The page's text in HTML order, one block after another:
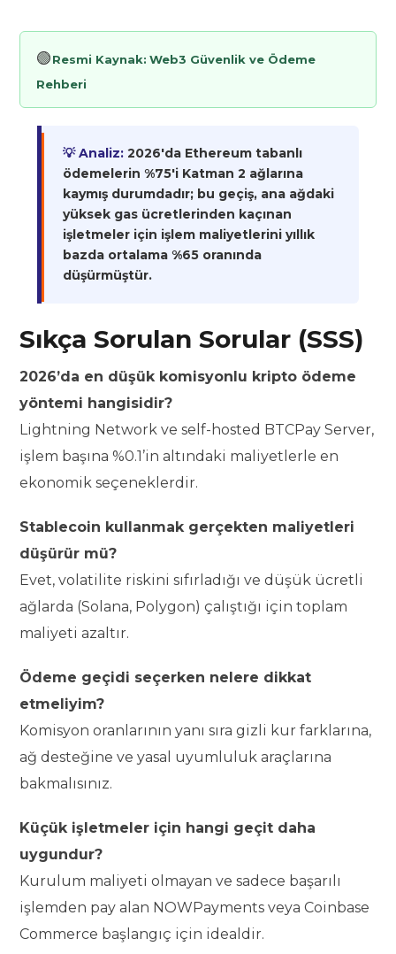
🟢Resmi Kaynak: Web3 Güvenlik ve Ödeme
Rehberi
💡 Analiz: 2026'da Ethereum tabanlı
ödemelerin %75'i Katman 2 ağlarına
kaymış durumdadır; bu geçiş, ana ağdaki
yüksek gas ücretlerinden kaçınan
işletmeler için işlem maliyetlerini yıllık
bazda ortalama %65 oranında
düşürmüştür.
Sıkça Sorulan Sorular (SSS)
2026’da en düşük komisyonlu kripto ödeme
yöntemi hangisidir?
Lightning Network ve self-hosted BTCPay Server,
işlem başına %0.1’in altındaki maliyetlerle en
ekonomik seçeneklerdir.
Stablecoin kullanmak gerçekten maliyetleri
düşürür mü?
Evet, volatilite riskini sıfırladığı ve düşük ücretli
ağlarda (Solana, Polygon) çalıştığı için toplam
maliyeti azaltır.
Ödeme geçidi seçerken nelere dikkat
etmeliyim?
Komisyon oranlarının yanı sıra gizli kur farklarına,
ağ desteğine ve yasal uyumluluk araçlarına
bakmalısınız.
Küçük işletmeler için hangi geçit daha
uygundur?
Kurulum maliyeti olmayan ve sadece başarılı
işlemden pay alan NOWPayments veya Coinbase
Commerce başlangıç için idealdir.